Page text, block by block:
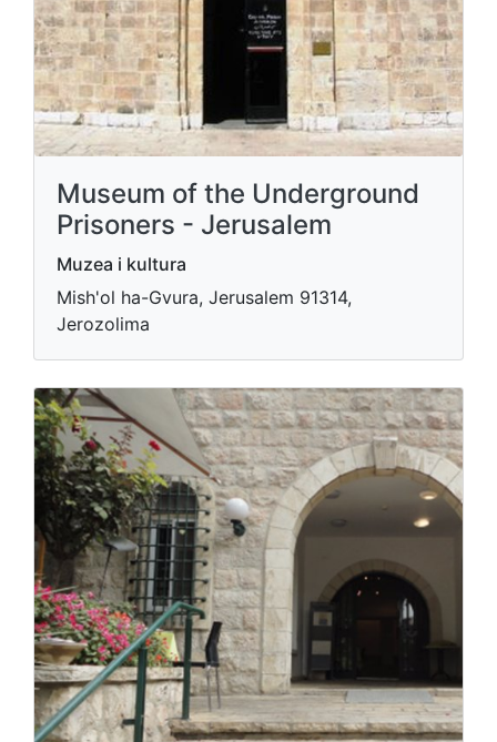
Museum of the Underground
Prisoners - Jerusalem
Muzea i kultura
Mish'ol ha-Gvura, Jerusalem 91314,
Jerozolima